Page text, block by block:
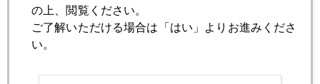
2023年04月20日
国際金価格、２０００ドル台攻防へ
の上、閲覧ください。
ご了解いただける場合は「はい」よりお進みくださ
い。